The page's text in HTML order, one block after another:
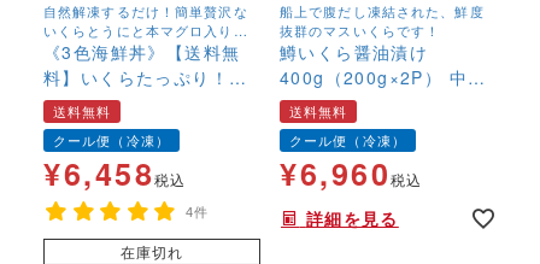
自然解凍するだけ！簡単贅沢な
いくらとうにと本マグロ入りネ
ギトロ風の海鮮3色丼セット。
【送料無料】でお届け♪
《3色海鮮丼》【送料無
料】いくらたっぷり！無
添加ウニ 本マグロ入りネ
ギトロ 550g
送料無料
クール便（冷凍）
¥6,458税込
4件
在庫切れ
船上で腹だし凍結された、鮮度
抜群のマスいくらです！
鱒いくら醤油漬け
400g（200g×2P） 中粒
送料無料 イクラ 味付 鮮
度抜群 北海道加工 鱒子
マス子
送料無料
クール便（冷凍）
¥6,960税込
詳細を見る